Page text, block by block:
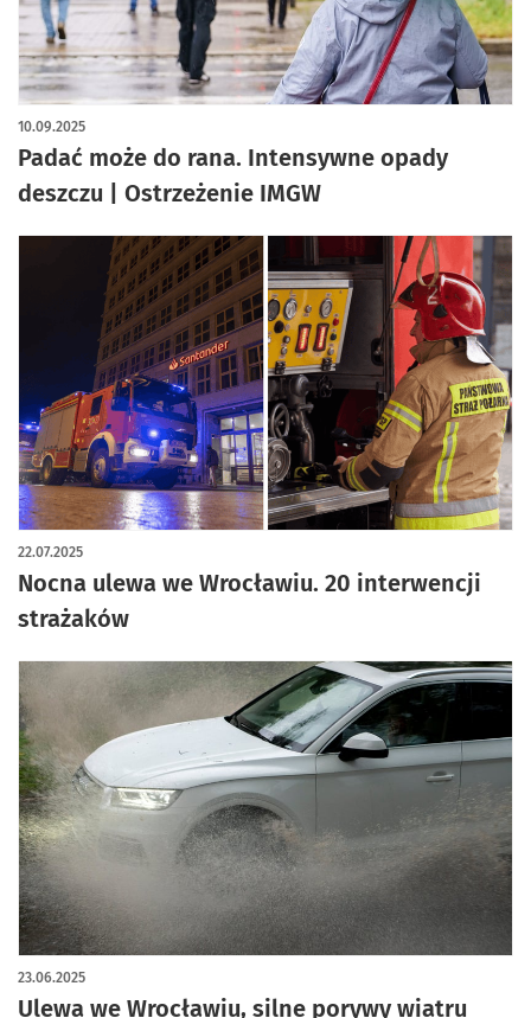
Padać może do rana. Intensywne opady
deszczu | Ostrzeżenie IMGW
10.09.2025
Nocna ulewa we Wrocławiu. 20 interwencji
strażaków
22.07.2025
Ulewa we Wrocławiu, silne porywy wiatru
23.06.2025